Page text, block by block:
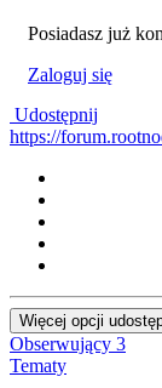
Posiadasz już
Zaloguj się
Udostępnij
https://
Więcej opcji
Obserwujący 3
Tematy